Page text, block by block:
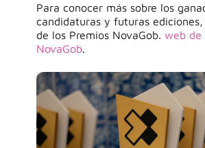
Para conocer más sobre los
candidaturas y futuras
de los Premios NovaGob. web de
NovaGob.